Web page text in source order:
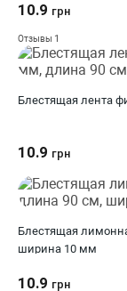
10.9 грн
Отзывы 1
Блестящая лента
10.9 грн
Блестящая
ширина 10 мм
10.9 грн